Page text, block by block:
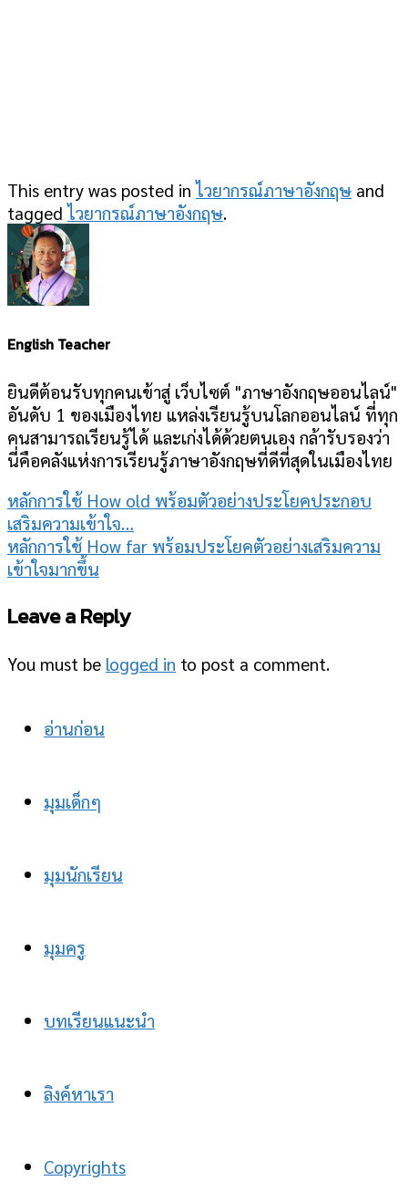
This entry was posted inไวยากรณ์ภาษาอังกฤษ and
taggedไวยากรณ์ภาษาอังกฤษ.
English Teacher
ยินดีต้อนรับทุกคนเข้าสู่ เว็บไซต์ "ภาษาอังกฤษออนไลน์"
อันดับ 1 ของเมืองไทย แหล่งเรียนรู้บนโลกออนไลน์ ที่ทุก
คนสามารถเรียนรู้ได้ และเก่งได้ด้วยตนเอง กล้ารับรองว่า
นี่คือคลังแห่งการเรียนรู้ภาษาอังกฤษที่ดีที่สุดในเมืองไทย
หลักการใช้ How old พร้อมตัวอย่างประโยคประกอบ
เสริมความเข้าใจ…
หลักการใช้ How far พร้อมประโยคตัวอย่างเสริมความ
เข้าใจมากขึ้น
Leave a Reply
You must be logged in to post a comment.
อ่านก่อน
มุมเด็กๆ
มุมนักเรียน
มุมครู
บทเรียนแนะนำ
ลิงค์หาเรา
Copyrights